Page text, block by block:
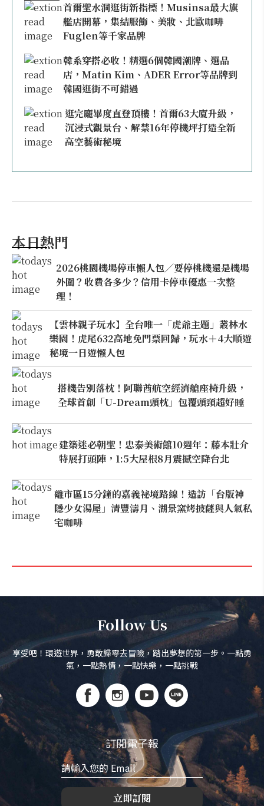
首爾聖水洞逛街新指標！Musinsa最大旗
艦店開幕，集結服飾、美妝、北歐咖啡
Fuglen等千家品牌
韓系穿搭必收！精選6個韓國潮牌、選品
店，Matin Kim、ADER Error等品牌到
韓國逛街不可錯過
逛完龐畢度直登頂樓！首爾63大廈升級，
沉浸式觀景台、解禁16年停機坪打造全新
高空藝術秘境
本日熱門
2026桃園機場停車懶人包／要停桃機還是機場
外圍？收費各多少？信用卡停車優惠一次整
理！
【雲林親子玩水】全台唯一「虎爺主題」叢林水
樂園！虎尾632高地免門票回歸，玩水＋4大順遊
秘境一日遊懶人包
搭機告別落枕！阿聯酋航空經濟艙座椅升級，
全球首創「U-Dream頭枕」包覆頭頸超好睡
建築迷必朝聖！忠泰美術館10週年：藤本壯介
特展打頭陣，1:5大屋根8月震撼空降台北
離市區15分鐘的嘉義祕境路線！造訪「台版神
隱少女湯屋」清豐濤月、湖景窯烤披薩與人氣私
宅咖啡
Follow Us
享受吧！環遊世界，勇敢歸零去冒險，踏出夢想的第一步。一點勇
氣，一點熱情，一點快樂，一點挑戰
訂閱電子報
立即訂閱